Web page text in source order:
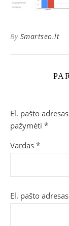
By Smartseo.lt
El. pašto
pažymėti *
Vardas *
El. pašto adresas